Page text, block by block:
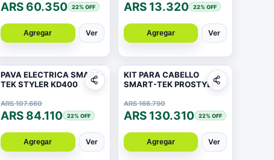
ARS 60.350 22% OFF
Agregar Ver
ARS 13.320 22% OFF
Agregar Ver
PAVA ELECTRICA SMART-
TEK STYLER KD400
ARS 107.660
ARS 84.110 22% OFF
Agregar Ver
KIT PARA CABELLO
SMART-TEK PROSTYLE
ARS 166.790
ARS 130.310 22% OFF
Agregar Ver